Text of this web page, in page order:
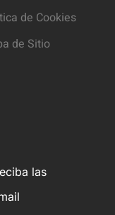
de Cookies
de Sitio
las